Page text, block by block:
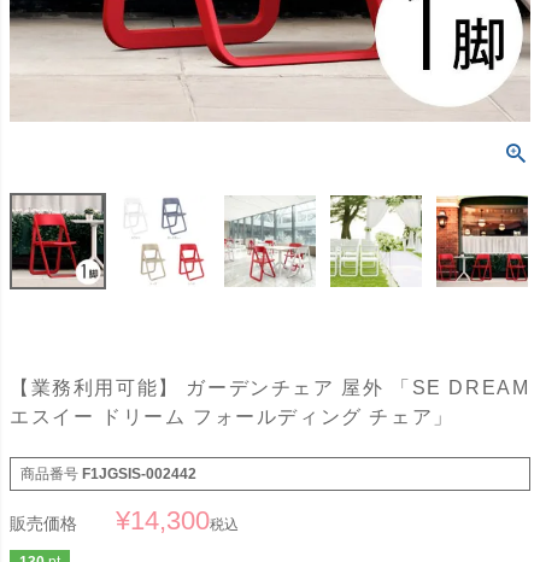
【業務利用可能】 ガーデンチェア 屋外 「SE DREAM
エスイー ドリーム フォールディング チェア」
商品番号 F1JGSIS-002442
販売価格 ¥14,300税込